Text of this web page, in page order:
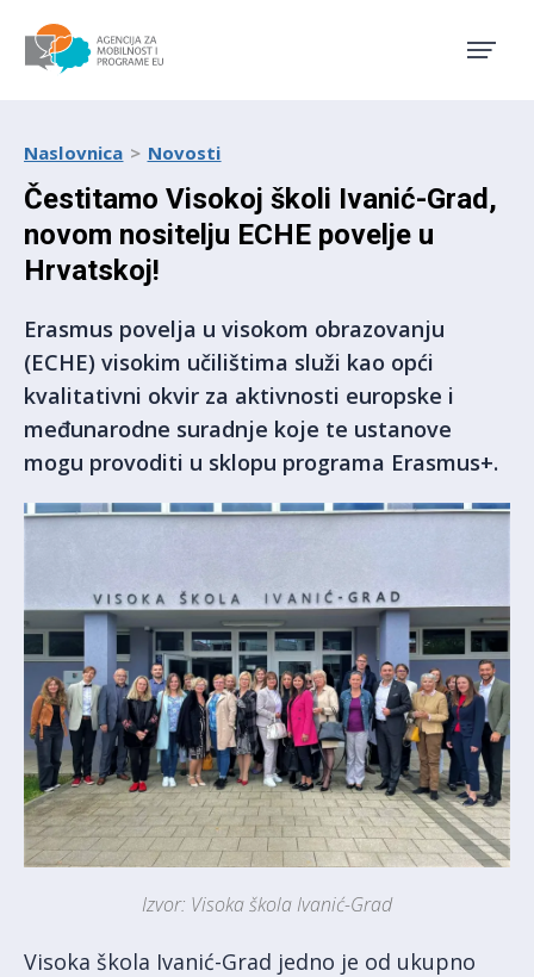
Naslovnica Novosti
Čestitamo Visokoj školi Ivanić-Grad,
novom nositelju ECHE povelje u
Hrvatskoj!
Erasmus povelja u visokom obrazovanju
(ECHE) visokim učilištima služi kao opći
kvalitativni okvir za aktivnosti europske i
međunarodne suradnje koje te ustanove
mogu provoditi u sklopu programa Erasmus+.
Izvor: Visoka škola Ivanić-Grad
Visoka škola Ivanić-Grad jedno je od ukupno